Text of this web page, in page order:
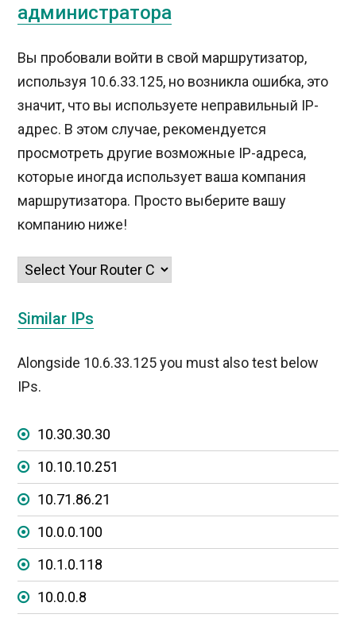
администратора
Вы пробовали войти в свой маршрутизатор,
используя 10.6.33.125, но возникла ошибка, это
значит, что вы используете неправильный IP-
адрес. В этом случае, рекомендуется
просмотреть другие возможные IP-адреса,
которые иногда использует ваша компания
маршрутизатора. Просто выберите вашу
компанию ниже!
Similar IPs
Alongside 10.6.33.125 you must also test below
IPs.
10.30.30.30
10.10.10.251
10.71.86.21
10.0.0.100
10.1.0.118
10.0.0.8